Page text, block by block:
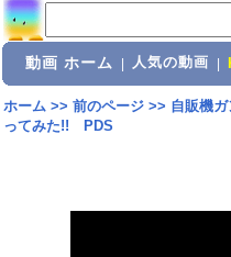
動画 ホーム 人気の動画
ホーム>> 前のページ>> 自販機
ってみた!! PDS